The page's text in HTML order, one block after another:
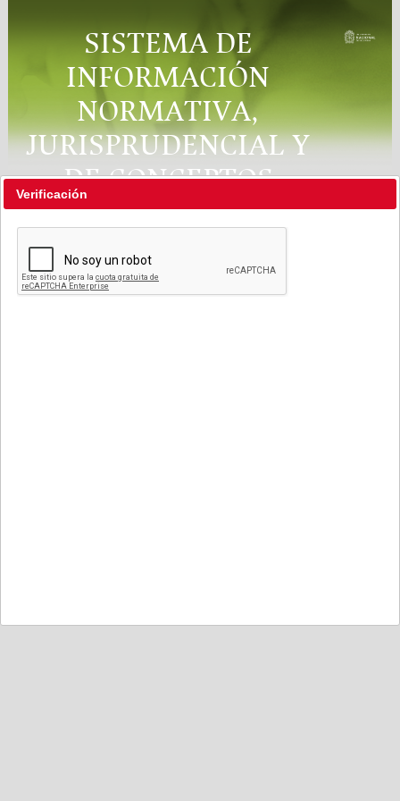
SISTEMA DE
INFORMACIÓN
NORMATIVA,
JURISPRUDENCIAL Y
DE CONCEPTOS
"RÉGIMEN LEGAL"
Verificación